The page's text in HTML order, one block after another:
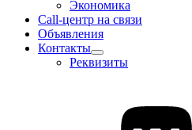
Экономика
Call-центр на связи
Объявления
Контакты
Реквизиты